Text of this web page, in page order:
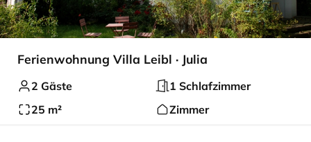
Ferienwohnung Villa Leibl · Julia
2 Gäste
1 Schlafzimmer
25 m²
Zimmer